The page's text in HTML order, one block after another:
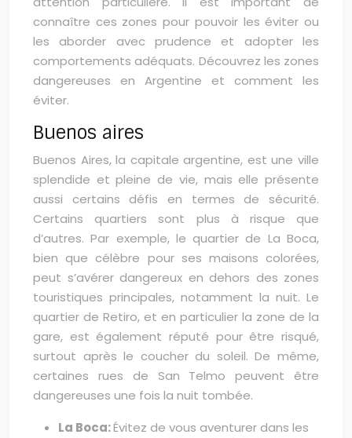
connaître ces zones pour pouvoir les éviter ou
les aborder avec prudence et adopter les
comportements adéquats. Découvrez les zones
dangereuses en Argentine et comment les
éviter.
Buenos aires
Buenos Aires, la capitale argentine, est une ville
splendide et pleine de vie, mais elle présente
aussi certains défis en termes de sécurité.
Certains quartiers sont plus à risque que
d’autres. Par exemple, le quartier de La Boca,
bien que célèbre pour ses maisons colorées,
peut s’avérer dangereux en dehors des zones
touristiques principales, notamment la nuit. Le
quartier de Retiro, et en particulier la zone de la
gare, est également réputé pour être risqué,
surtout après le coucher du soleil. De même,
certaines rues de San Telmo peuvent être
dangereuses une fois la nuit tombée.
La Boca:Évitez de vous aventurer dans les